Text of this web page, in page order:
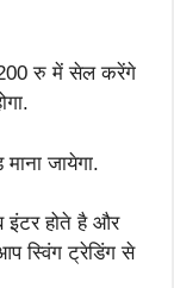
रु में सेल करेंगे
जायेगा.
इंटर होते है और
स्विंग ट्रेडिंग से